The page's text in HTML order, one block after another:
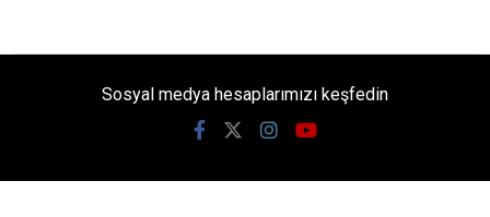
Sosyal medya hesaplarımızı keşfedin